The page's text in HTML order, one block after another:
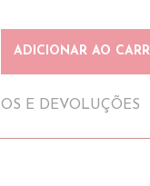
ADICIONAR AO
E DEVOLUÇÕES